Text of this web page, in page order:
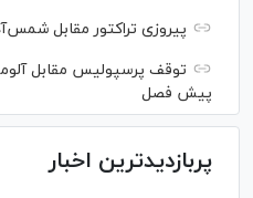
پیروزی تراکتور مقابل
توقف پرسپولیس مقابل
پیش فصل
پربازدیدترین اخبار